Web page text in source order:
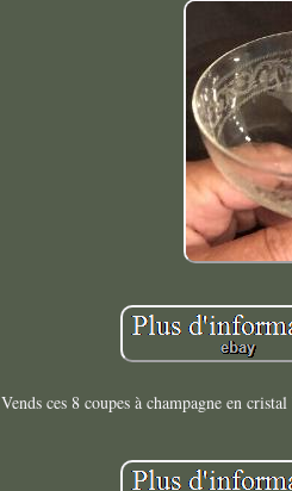
Vends ces 8 coupes à champagne en